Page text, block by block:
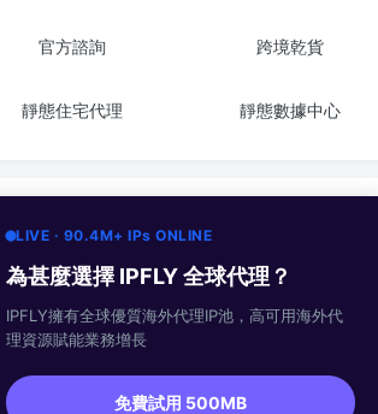
官方諮詢 跨境乾貨
靜態住宅代理 靜態數據中心
LIVE · 90.4M+ IPs ONLINE
為甚麼選擇 IPFLY 全球代理？
IPFLY擁有全球優質海外代理IP池，高可用海外代
理資源賦能業務增長
免費試用 500MB